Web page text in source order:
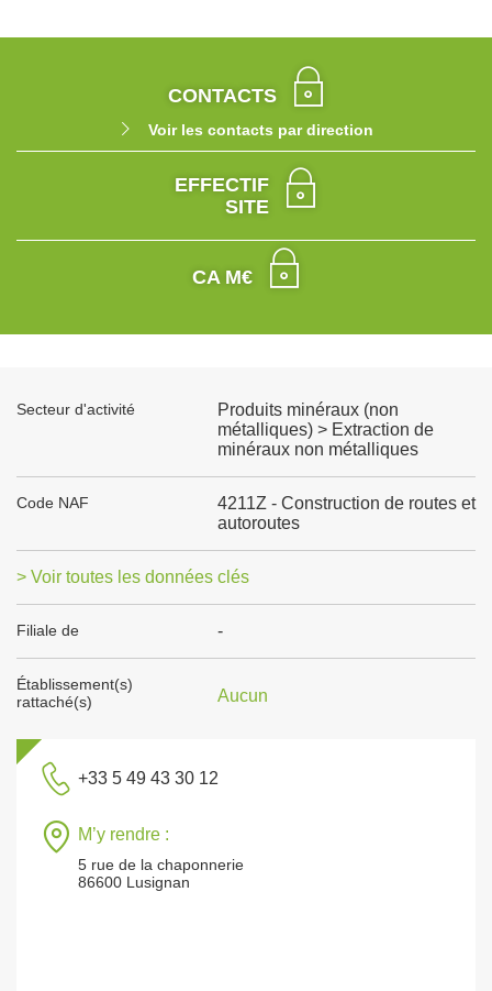
CONTACTS
Voir les contacts par direction
EFFECTIF
SITE
CA M€
Secteur d'activité
Produits minéraux (non
métalliques) > Extraction de
minéraux non métalliques
Code NAF
4211Z - Construction de routes et
autoroutes
> Voir toutes les données clés
Filiale de -
Établissement(s)
rattaché(s)
Aucun
+33 5 49 43 30 12
M’y rendre :
5 rue de la chaponnerie
86600 Lusignan